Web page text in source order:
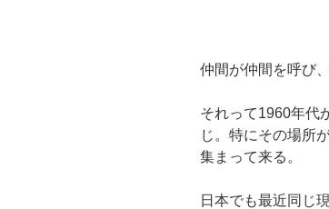
仲間が仲間を呼び
それって1960年代
じ。特にその場所
集まって来る。
日本でも最近同じ